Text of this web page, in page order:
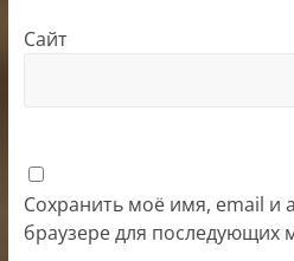
Сайт
Сохранить моё имя, email и
браузере для последующих